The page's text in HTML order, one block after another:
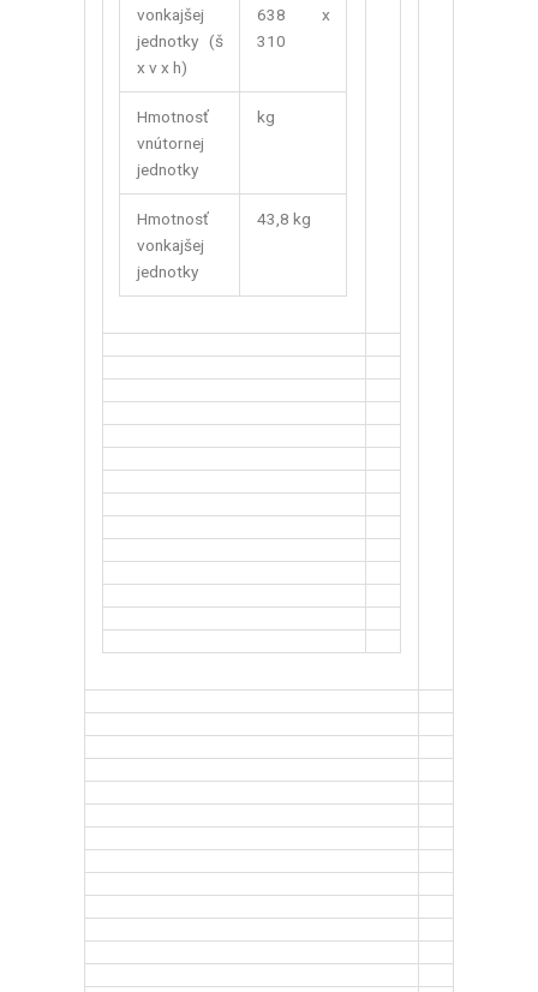
vonkajšej
jednotky (š
x v x h)
638 x
310
Hmotnosť
vnútornej
jednotky
kg
Hmotnosť
vonkajšej
jednotky
43,8 kg